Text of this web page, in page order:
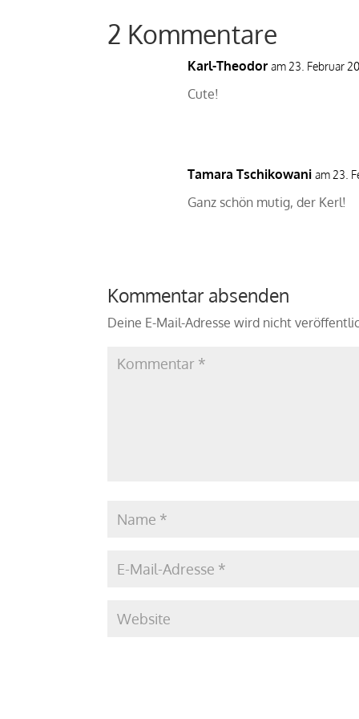
2 Kommentare
Karl-Theodor am 23. Februar
Cute!
Tamara Tschikowani am 23.
Ganz schön mutig, der Kerl!
Kommentar absenden
Deine E-Mail-Adresse wird nicht